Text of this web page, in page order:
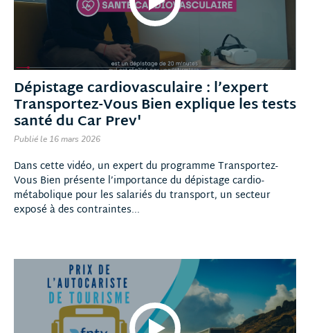
Dépistage cardiovasculaire : l’expert
Transportez-Vous Bien explique les tests
santé du Car Prev'
Publié le 16 mars 2026
Dans cette vidéo, un expert du programme Transportez-
Vous Bien présente l’importance du dépistage cardio-
métabolique pour les salariés du transport, un secteur
exposé à des contraintes...